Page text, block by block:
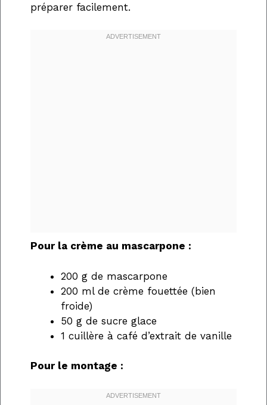
préparer facilement.
Pour la crème au mascarpone :
200 g de mascarpone
200 ml de crème fouettée (bien
froide)
50 g de sucre glace
1 cuillère à café d’extrait de vanille
Pour le montage :